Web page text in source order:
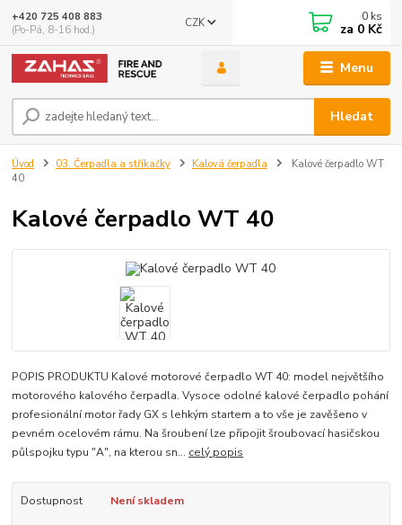
Menu
CZK
Hledat
+420 725 408 883
(Po-Pá, 8-16 hod.)
0 ks
za 0 Kč
Úvod 03. Čerpadla a stříkačky Kalová čerpadla
Kalové čerpadlo WT
40
Kalové čerpadlo WT 40
POPIS PRODUKTU Kalové motorové čerpadlo WT 40: model největšího
motorového kalového čerpadla. Vysoce odolné kalové čerpadlo pohání
profesionální motor řady GX s lehkým startem a to vše je zavěšeno v
pevném ocelovém rámu. Na šroubení lze připojit šroubovací hasičskou
půlspojku typu "A", na kterou sn... celý popis
Dostupnost Není skladem